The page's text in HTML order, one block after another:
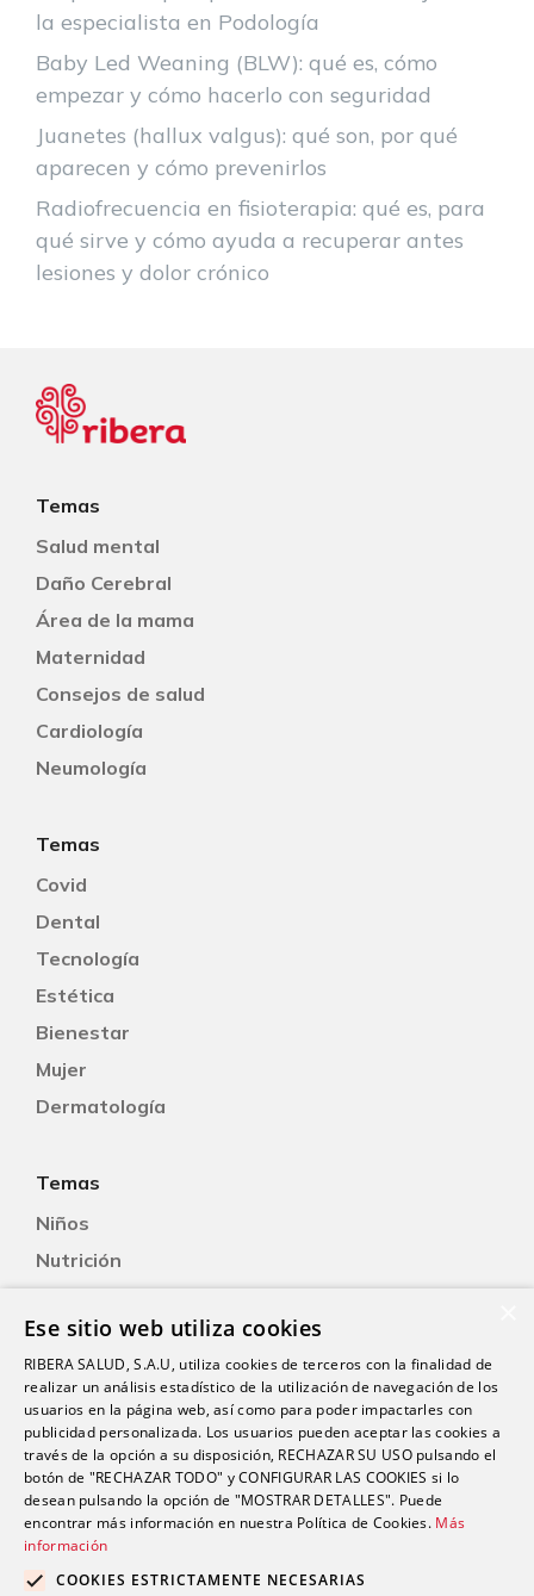
la especialista en Podología
Baby Led Weaning (BLW): qué es, cómo
empezar y cómo hacerlo con seguridad
Juanetes (hallux valgus): qué son, por qué
aparecen y cómo prevenirlos
Radiofrecuencia en fisioterapia: qué es, para
qué sirve y cómo ayuda a recuperar antes
lesiones y dolor crónico
Temas
Salud mental
Daño Cerebral
Área de la mama
Maternidad
Consejos de salud
Cardiología
Neumología
Temas
Covid
Dental
Tecnología
Estética
Bienestar
Mujer
Dermatología
Temas
Niños
Nutrición
Oftalmología
Otorrinolaringología
Oncología
Fisioterapia
Contacto
Ese sitio web utiliza cookies
RIBERA SALUD, S.A.U, utiliza cookies de terceros con la finalidad de
realizar un análisis estadístico de la utilización de navegación de los
usuarios en la página web, así como para poder impactarles con
publicidad personalizada. Los usuarios pueden aceptar las cookies a
través de la opción a su disposición, RECHAZAR SU USO pulsando el
botón de "RECHAZAR TODO" y CONFIGURAR LAS COOKIES si lo
desean pulsando la opción de "MOSTRAR DETALLES". Puede
encontrar más información en nuestra Política de Cookies. Más
información
COOKIES ESTRICTAMENTE NECESARIAS